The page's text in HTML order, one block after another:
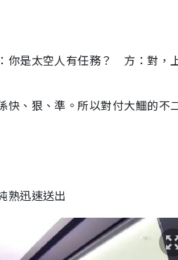
你是太空人有任務？ 方：對，
、狠、準。所以對付大鱷的不
熟迅速送出